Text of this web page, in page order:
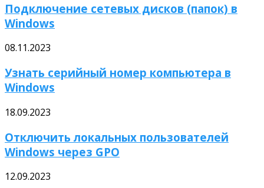
Подключение сетевых дисков (папок) в
Windows
08.11.2023
Узнать серийный номер компьютера в
Windows
18.09.2023
Отключить локальных пользователей
Windows через GPO
12.09.2023